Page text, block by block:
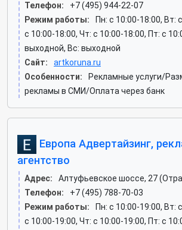
Телефон:
+7 (495) 944-22-07
Режим работы:
Пн: c 10:00-18:00, Вт:
c 10:00-18:00, Чт: c 10:00-18:00, Пт: c
выходной, Вс: выходной
Сайт:
artkoruna.ru
Особенности:
Рекламные услуги/
рекламы в СМИ/Оплата через банк
Европа Адвертайзинг,
агентство
Адрес:
Алтуфьевское шоссе, 27
Телефон:
+7 (495) 788-70-03
Режим работы:
Пн: c 10:00-19:00, Вт:
c 10:00-19:00, Чт: c 10:00-19:00, Пт: c